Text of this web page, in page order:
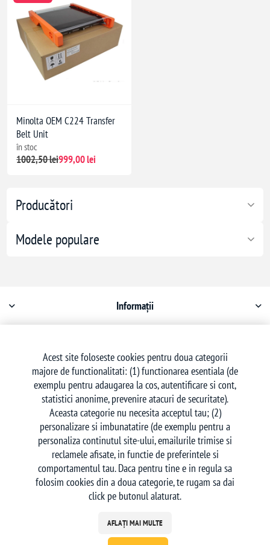
Producători
Modele populare
Minolta OEM C224 Transfer
Belt Unit
în stoc
1002,50 lei999,00 lei
Informații
Serviciu clienți
Urmăriți-ne
Acest site foloseste cookies pentru doua categorii
majore de functionalitati: (1) functionarea esentiala (de
exemplu pentru adaugarea la cos, autentificare si cont,
statistici anonime, prevenire atacuri de securitate).
Aceasta categorie nu necesita acceptul tau; (2)
personalizare si imbunatatire (de exemplu pentru a
personaliza continutul site-ului, emailurile trimise si
reclamele afisate, in functie de preferintele si
comportamentul tau. Daca pentru tine e in regula sa
folosim cookies din a doua categorie, te rugam sa dai
click pe butonul alaturat.
AFLAȚI MAI MULTE